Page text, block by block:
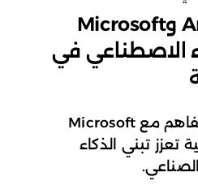
تفاهم بين Aramco وMicrosoft
الاصطناعي في
أبرمت Aramco مذكرة تفاهم مع Microsoft
تعزز تبني الذكاء